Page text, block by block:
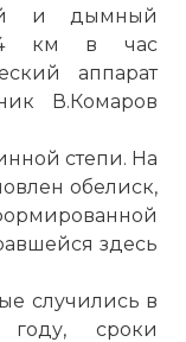
и дымный
км в час
аппарат
В.Комаров
степи. На
обелиск,
здесь
случились в
сроки